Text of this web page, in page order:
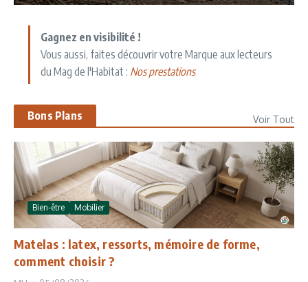
Gagnez en visibilité !
Vous aussi, faites découvrir votre Marque aux lecteurs
du Mag de l'Habitat : Nos prestations
Bons Plans Voir Tout
Bien-être Mobilier
Matelas : latex, ressorts, mémoire de forme,
comment choisir ?